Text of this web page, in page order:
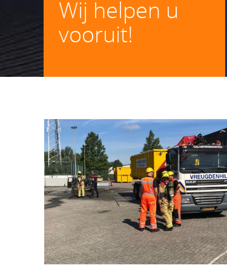
Wij helpen u
vooruit!